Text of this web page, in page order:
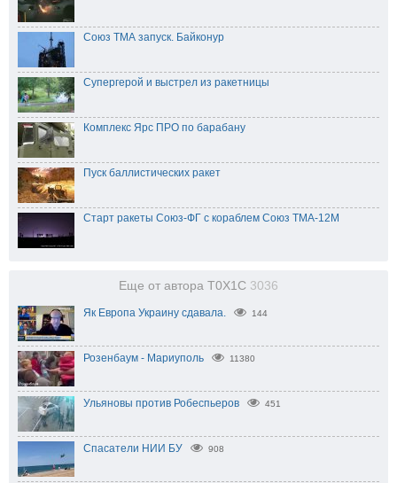
Союз ТМА запуск. Байконур
Супергерой и выстрел из ракетницы
Комплекс Ярс ПРО по барабану
Пуск баллистических ракет
Старт ракеты Союз-ФГ с кораблем Союз TMA-12M
Еще от автора T0X1C 3036
Як Европа Украину сдавала. 144
Розенбаум - Мариуполь 11380
Ульяновы против Робеспьеров 451
Спасатели НИИ БУ 908